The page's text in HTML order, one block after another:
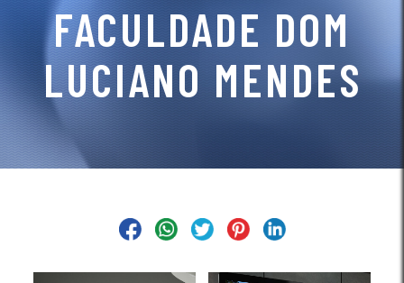
FACULDADE DOM
LUCIANO MENDES